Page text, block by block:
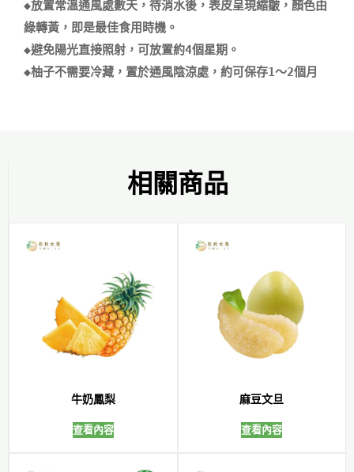
◆放置常溫通風處數天，待消水後，表皮呈現縮皺，顏色由
綠轉黃，即是最佳食用時機。
◆避免陽光直接照射，可放置約4個星期。
相關商品
牛奶鳳梨
查看內容
麻豆文旦
查看內容